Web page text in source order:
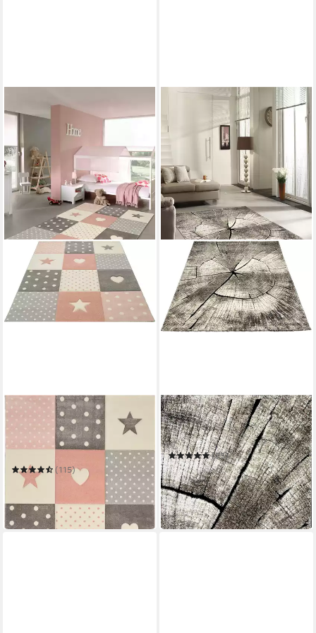
MERINOS
Kinderteppich Pastel Kids
20339
Mehrere Größen
(115)
ab 38,99 € UVP69,99 €
-44%
in 5-6 Werktagen bei dir
MERINOS
Teppich Ibiza 605
Mehrere Größen
(25)
ab 38,99 € UVP64,99 €
-40%
in 4-5 Werktagen bei dir